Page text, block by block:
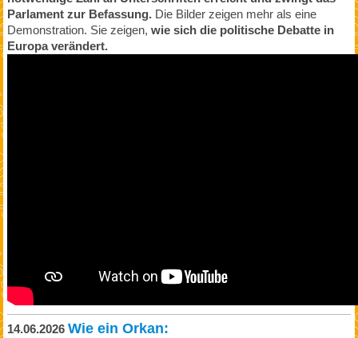
Parlament zur Befassung.Die Bilder zeigen mehr als eine
Demonstration. Sie zeigen, wie sich die politische Debatte in
Europa verändert.
14.06.2026 Wie ein Orkan: